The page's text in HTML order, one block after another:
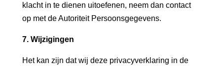
klacht in te dienen uitoefenen, neem dan contact
op met de Autoriteit Persoonsgegevens.
7. Wijzigingen
Het kan zijn dat wij deze privacyverklaring in de